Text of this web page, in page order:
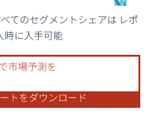
にはCC BY 4.0の表示が必要です。